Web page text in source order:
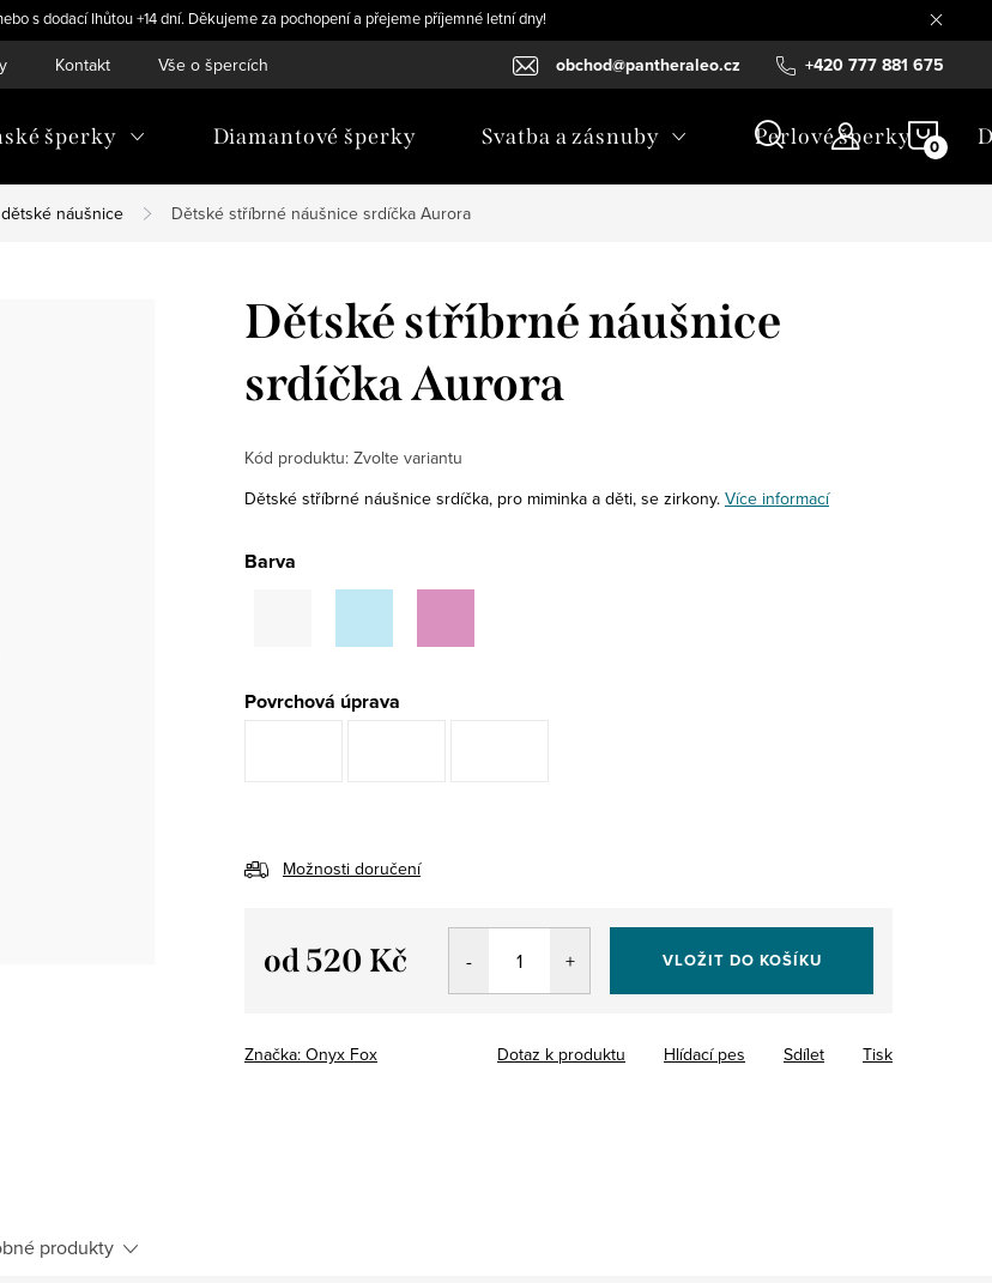
s dodací lhůtou +14 dní. Děkujeme za pochopení a přejeme příjemné letní dny!
+420 777 881 675
obchod@pantheraleo.cz
Kontakt Vše o špercích
šperky Diamantové šperky Svatba a zásnuby Perlové šperky
náušnice Dětské stříbrné náušnice srdíčka Aurora
Dětské stříbrné náušnice
srdíčka Aurora
Kód produktu: Zvolte variantu
Dětské stříbrné náušnice srdíčka, pro miminka a děti, se zirkony. Více informací
Barva
Povrchová úprava
Možnosti doručení
od520 Kč VLOŽIT DO KOŠÍKU
Značka: Onyx Fox Tisk
Dotaz k produktu Hlídací pes Sdílet
produkty